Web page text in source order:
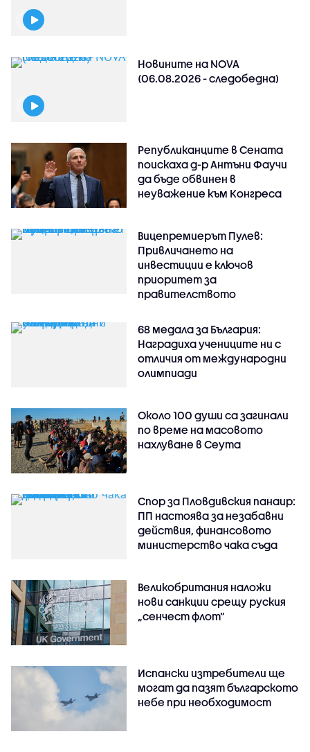
Новините на NOVA
(06.08.2026 - следобедна)
Републиканците в Сената
поискаха д-р Антъни Фаучи
да бъде обвинен в
неуважение към Конгреса
Вицепремиерът Пулев:
Привличането на
инвестиции е ключов
приоритет за
правителството
68 медала за България:
Наградиха учениците ни с
отличия от международни
олимпиади
Около 100 души са загинали
по време на масовото
нахлуване в Сеута
Спор за Пловдивския панаир:
ПП настоява за незабавни
действия, финансовото
министерство чака съда
Великобритания наложи
нови санкции срещу руския
„сенчест флот“
Испански изтребители ще
могат да пазят българското
небе при необходимост